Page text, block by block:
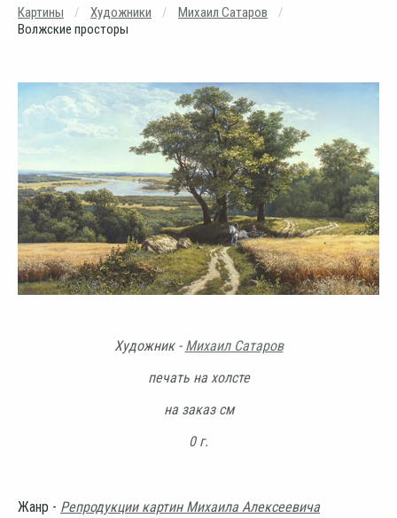
Картины Художники
Михаил Сатаров
Волжские просторы
Художник - Михаил Сатаров
печать на холсте
на заказ см
0 г.
Жанр - Репродукции картин Михаила Алексеевича